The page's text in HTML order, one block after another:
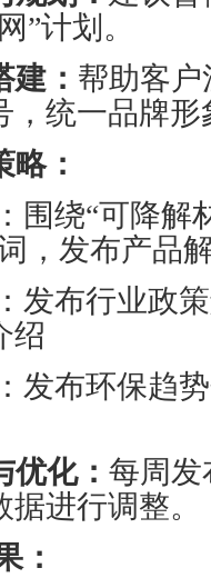
”计划。
建： 帮助客
统一品牌形
略：
围绕“可降解
，发布产品
发布行业政
绍
发布环保趋
优化： 每周发
进行调整。
：